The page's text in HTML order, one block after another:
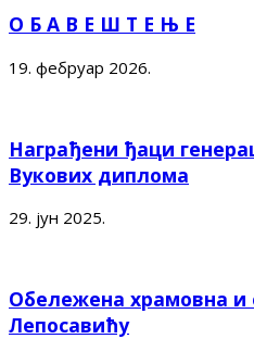
О Б А В Е Ш Т Е Њ Е
19. фебруар 2026.
Награђени ђаци
Вукових диплома
29. јун 2025.
Обележена храмовна и
Лепосавићу